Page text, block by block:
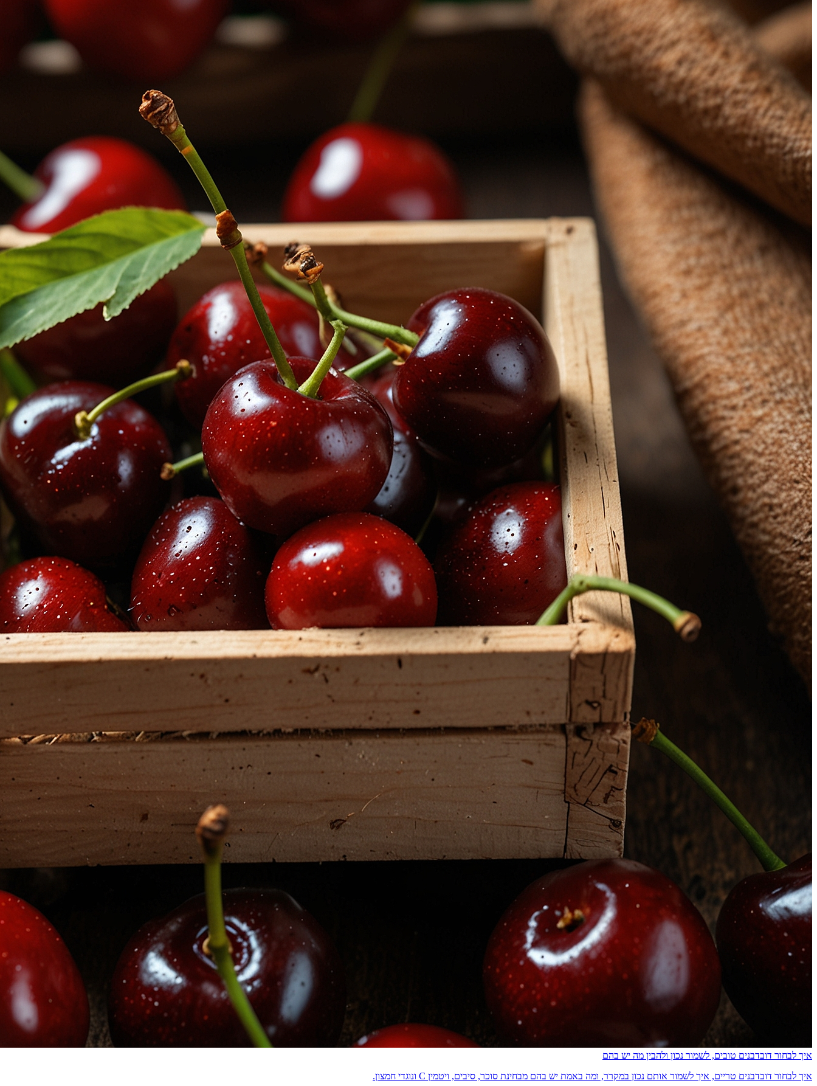
איך לבחור דובדבנים טובים, לשמור נכון ולהבין מה יש בהם
איך לבחור דובדבנים טריים, איך לשמור אותם נכון במקרר, ומה באמת יש בהם מבחינת סוכר, סיבים, ויטמין C ונוגדי חמצון.